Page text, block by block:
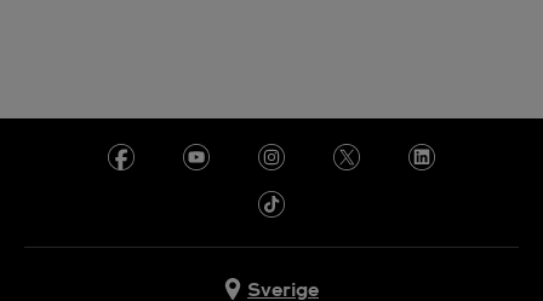
Sverige